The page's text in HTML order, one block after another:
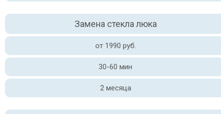
Замена стекла люка
от 1990 руб.
30-60 мин
2 месяца